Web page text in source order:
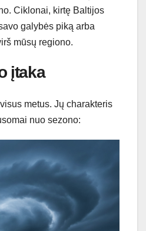
Ciklonai, kirtę Baltijos
galybės piką arba
mūsų regiono.
įtaka
metus. Jų charakteris
nuo sezono: